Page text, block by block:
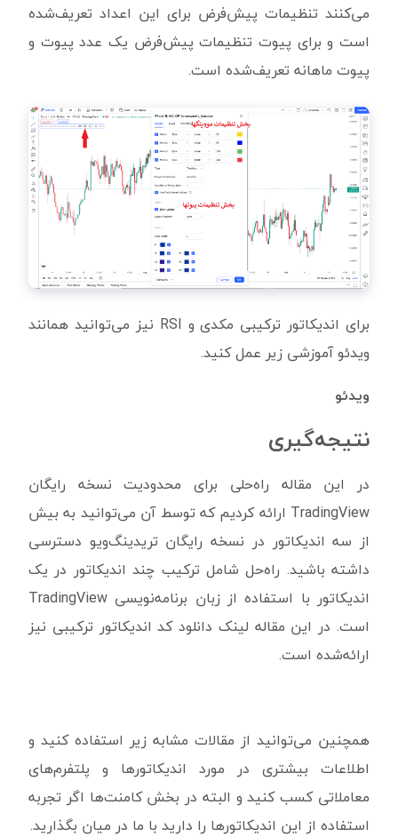
می‌کنند تنظیمات پیش‌فرض برای این اعداد تعریف‌شده
است و برای پیوت تنظیمات پیش‌فرض یک عدد پیوت و
پیوت ماهانه تعریف‌شده است.
برای اندیکاتور ترکیبی مکدی و RSI نیز می‌توانید همانند
ویدئو آموزشی زیر عمل کنید.
ویدئو
نتیجه‌گیری
در این مقاله راه‌حلی برای محدودیت نسخه رایگان
TradingView ارائه کردیم که توسط آن می‌توانید به بیش
از سه اندیکاتور در نسخه رایگان تریدینگ‌ویو دسترسی
داشته باشید. راه‌حل شامل ترکیب چند اندیکاتور در یک
اندیکاتور با استفاده از زبان برنامه‌نویسی TradingView
است. در این مقاله لینک دانلود کد اندیکاتور ترکیبی نیز
ارائه‌شده است.
همچنین می‌توانید از مقالات مشابه زیر استفاده کنید و
اطلاعات بیشتری در مورد اندیکاتورها و پلتفرم‌های
معاملاتی کسب کنید و البته در بخش کامنت‌ها اگر تجربه
استفاده از این اندیکاتورها را دارید با ما در میان بگذارید.